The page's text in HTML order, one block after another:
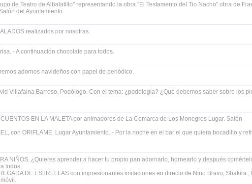
de Teatro de Albalatillo" representando la obra "El Testamento del Tio Nacho" obra de
del Ayuntamiento
realizados por nosotras.
- A continuación chocolate para todos.
adornos navideños con papel de periódico.
Villafaina Barroso, Podólogo. Con el tema: ¿podología? ¿Qué debemos saber sobre los
EN LA MALETA por animadores de La Comarca de Los Monegros Lugar. Salón
con ORIFLAME. Lugar Ayuntamiento. - Por la noche en el bar el que quiera bocadillo y
NIÑOS. ¿Quieres aprender a hacer tu propio pan adornarlo, hornearlo y después
todos.
DE ESTRELLAS con impresionantes imitaciones en directo de Nino Bravo, Shakira ,